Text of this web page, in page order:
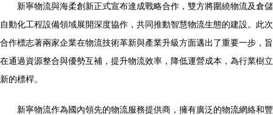
新寧物流與海柔創新正式宣布達成戰略合作，雙方將圍繞物流及倉儲
自動化工程設備領域展開深度協作，共同推動智慧物流生態的建設。此次
合作標志著兩家企業在物流技術革新與產業升級方面邁出了重要一步，旨
在通過資源整合與優勢互補，提升物流效率，降低運營成本，為行業樹立
新的標桿。
新寧物流作為國內領先的物流服務提供商，擁有廣泛的物流網絡和豐